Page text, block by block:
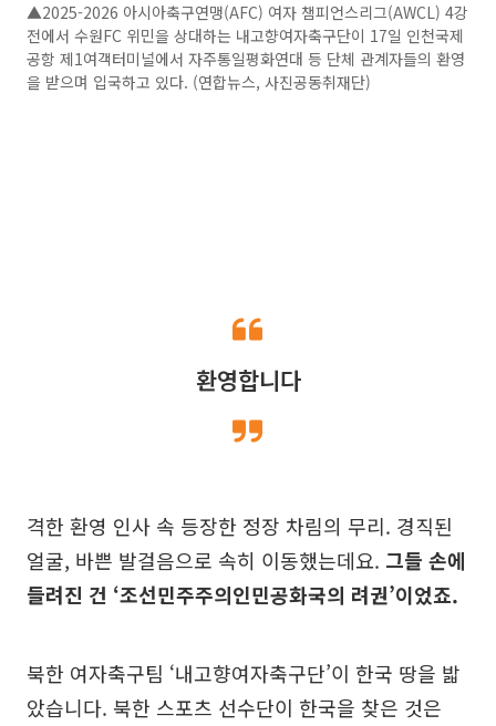
▲2025-2026 아시아축구연맹(AFC) 여자 챔피언스리그(AWCL) 4강
전에서 수원FC 위민을 상대하는 내고향여자축구단이 17일 인천국제
공항 제1여객터미널에서 자주통일평화연대 등 단체 관계자들의 환영
을 받으며 입국하고 있다. (연합뉴스, 사진공동취재단)
환영합니다
격한 환영 인사 속 등장한 정장 차림의 무리. 경직된
얼굴, 바쁜 발걸음으로 속히 이동했는데요. 그들 손에
들려진 건 ‘조선민주주의인민공화국의 려권’이었죠.
북한 여자축구팀 ‘내고향여자축구단’이 한국 땅을 밟
았습니다. 북한 스포츠 선수단이 한국을 찾은 것은